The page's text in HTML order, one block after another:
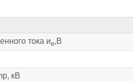
тока ие,В
кВ